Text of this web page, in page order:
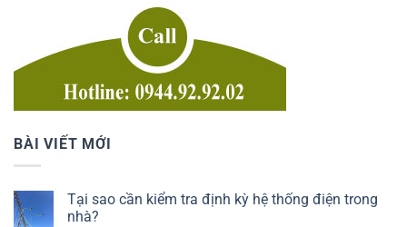
BÀI VIẾT MỚI
Tại sao cần kiểm tra định kỳ hệ thống điện trong
nhà?